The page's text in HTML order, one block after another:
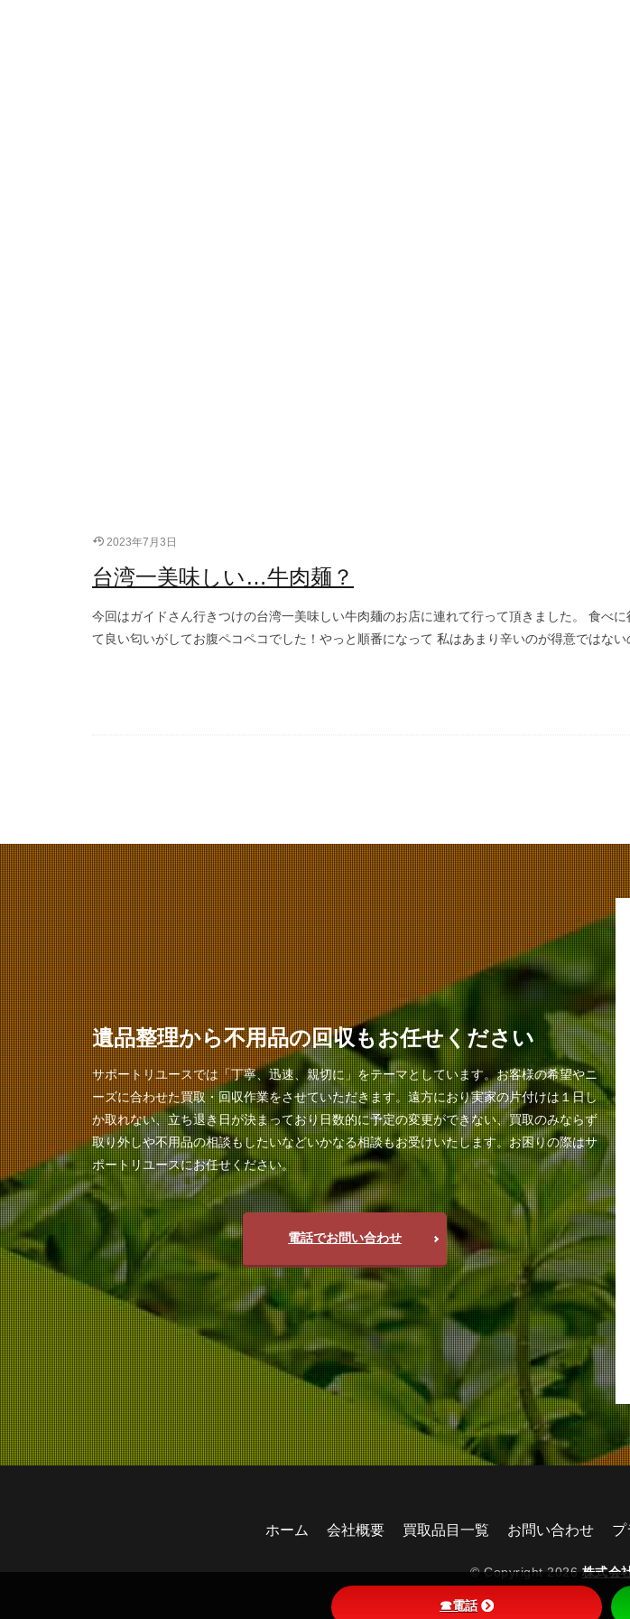
2023年7月3日
台湾一美味しい…牛肉麺？
今回はガイドさん行きつけの台湾一美味しい牛肉麺のお店に連れて行って頂きました。 食べ
て良い匂いがしてお腹ペコペコでした！やっと順番になって 私はあまり辛いのが得意ではな
遺品整理から不用品の回収もお任せください
サポートリユースでは「丁寧、迅速、親切に」をテーマとしています。お客様の希望やニ
ーズに合わせた買取・回収作業をさせていただきます。遠方におり実家の片付けは１日し
か取れない、立ち退き日が決まっており日数的に予定の変更ができない、買取のみならず
取り外しや不用品の相談もしたいなどいかなる相談もお受けいたします。お困りの際はサ
ポートリユースにお任せください。
電話でお問い合わせ
ホーム 会社概要 買取品目一覧 お問い合わせ プ
© Copyright 2026 株式会
☎電話